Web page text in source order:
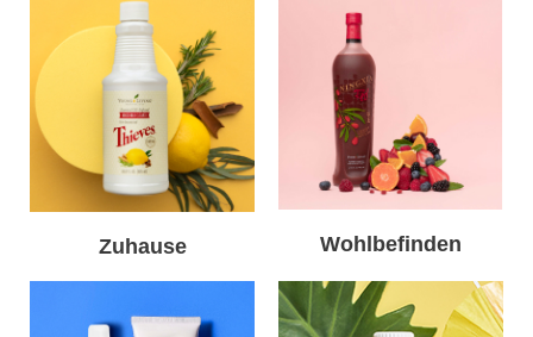
Zuhause Wohlbefinden